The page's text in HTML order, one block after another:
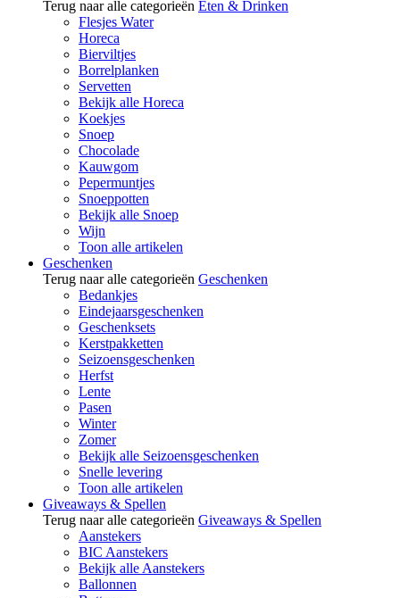
Terug naar alle categorieën Eten & Drinken
Flesjes Water
Horeca
Bierviltjes
Borrelplanken
Servetten
Bekijk alle Horeca
Koekjes
Snoep
Chocolade
Kauwgom
Pepermuntjes
Snoeppotten
Bekijk alle Snoep
Wijn
Toon alle artikelen
Geschenken
Terug naar alle categorieën Geschenken
Bedankjes
Eindejaarsgeschenken
Geschenksets
Kerstpakketten
Seizoensgeschenken
Herfst
Lente
Pasen
Winter
Zomer
Bekijk alle Seizoensgeschenken
Snelle levering
Toon alle artikelen
Giveaways & Spellen
Terug naar alle categorieën Giveaways & Spellen
Aanstekers
BIC Aanstekers
Bekijk alle Aanstekers
Ballonnen